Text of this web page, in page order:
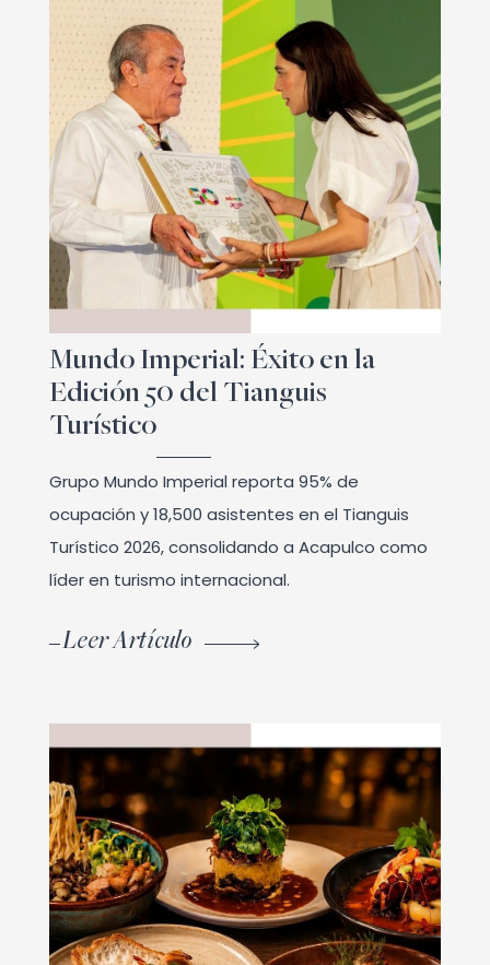
Mundo Imperial: Éxito en la
Edición 50 del Tianguis
Turístico
Grupo Mundo Imperial reporta 95% de
ocupación y 18,500 asistentes en el Tianguis
Turístico 2026, consolidando a Acapulco como
líder en turismo internacional.
Leer Artículo